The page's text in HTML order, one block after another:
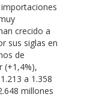
crecido a
sus siglas en
de
(+1,4%),
a 1.358
millones